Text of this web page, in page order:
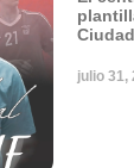
julio 31,